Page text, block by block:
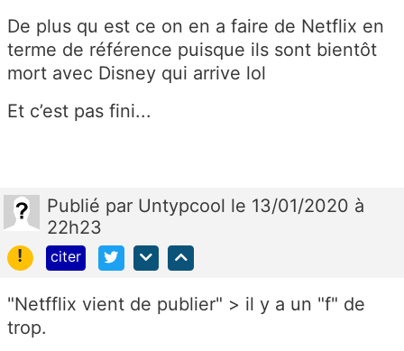
De plus qu est ce on en a faire de Netflix en
terme de référence puisque ils sont bientôt
mort avec Disney qui arrive lol
Et c’est pas fini...
Publié par Untypcool le 13/01/2020 à
22h23
!
citer
"Netfflix vient de publier" > il y a un "f" de
trop.